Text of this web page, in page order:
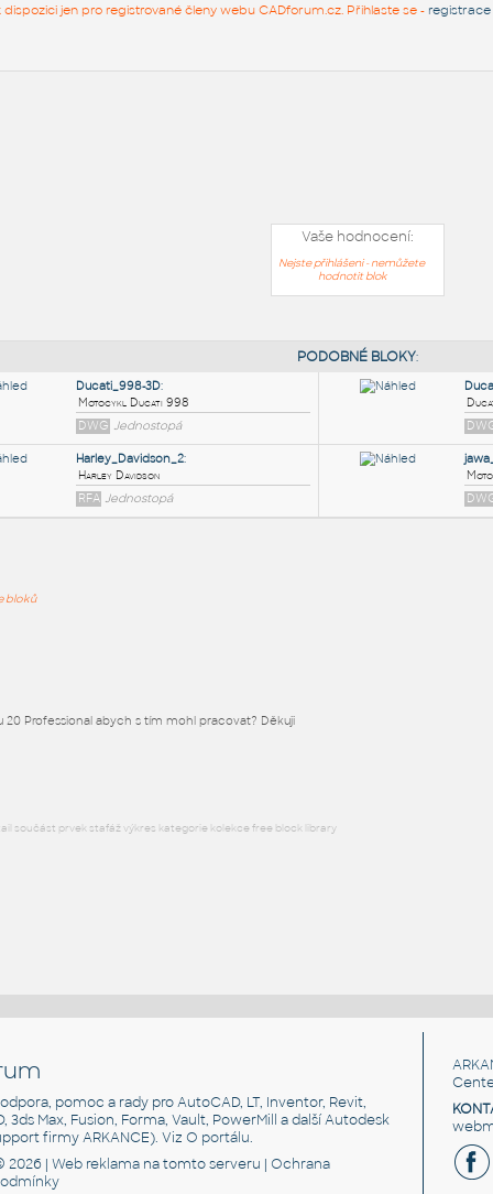
dispozici jen pro registrované členy webu CADforum.cz. Přihlaste se - registrace
Vaše hodnocení:
Nejste přihlášeni - nemůžete
hodnotit blok
RFA Jednostopá
bloků
20 Professional abych s tím mohl pracovat? Děkuji
součást prvek stafáž výkres kategorie kolekce free block library
pomoc a rady pro AutoCAD, LT, Inventor, Revit,
3ds Max, Fusion, Forma, Vault, PowerMill a další Autodesk
firmy ARKANCE). VizO portálu.
2026 |Web reklama na tomto serveru |Ochrana